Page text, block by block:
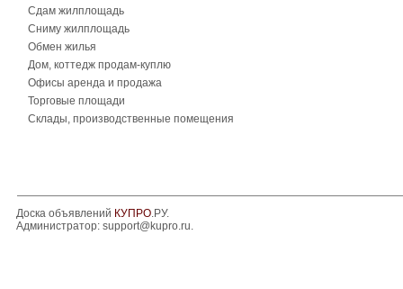
Сдам жилплощадь
Сниму жилплощадь
Обмен жилья
Дом, коттедж продам-куплю
Офисы аренда и продажа
Торговые площади
Склады, производственные помещения
Доска объявлений КУПРО.РУ.
Администратор: support@kupro.ru.